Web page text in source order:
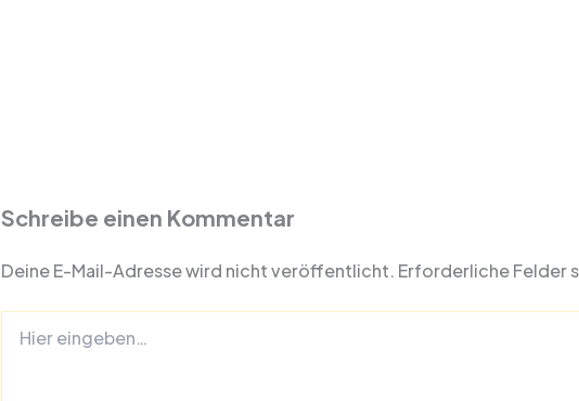
Schreibe einen Kommentar
Deine E-Mail-Adresse wird nicht veröffentlicht. Erforderliche Felder
eingeben…